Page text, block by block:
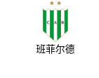
班菲尔德